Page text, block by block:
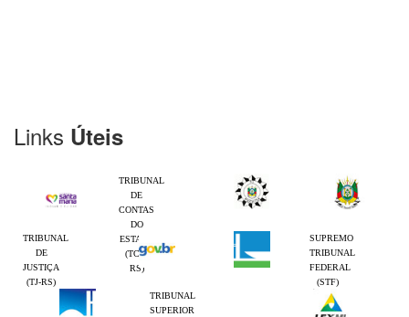
Links Úteis
TRIBUNAL
DE
CONTAS
DO
ESTADO
(TCE-
RS)
TRIBUNAL
DE
JUSTIÇA
(TJ-RS)
SUPREMO
TRIBUNAL
FEDERAL
(STF)
TRIBUNAL
SUPERIOR